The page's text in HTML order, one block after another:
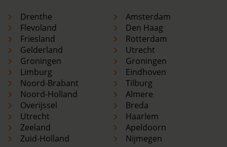
Drenthe
Flevoland
Friesland
Gelderland
Groningen
Limburg
Noord-Brabant
Noord-Holland
Overijssel
Utrecht
Zeeland
Zuid-Holland
Amsterdam
Den Haag
Rotterdam
Utrecht
Groningen
Eindhoven
Tilburg
Almere
Breda
Haarlem
Apeldoorn
Nijmegen